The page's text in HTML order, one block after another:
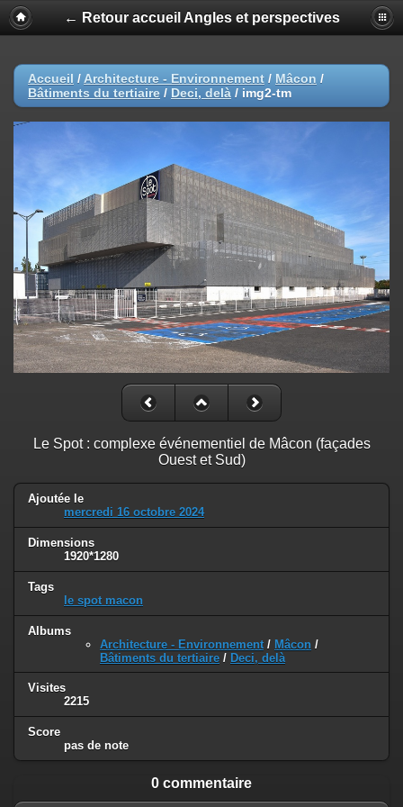
← Retour accueil Angles et perspectives
Accueil / Architecture - Environnement / Mâcon /
Bâtiments du tertiaire / Deci, delà / img2-tm
Le Spot : complexe événementiel de Mâcon (façades
Ouest et Sud)
Ajoutée le
mercredi 16 octobre 2024
Dimensions
1920*1280
Tags
le spot macon
Albums
Architecture - Environnement / Mâcon /
Bâtiments du tertiaire / Deci, delà
Visites
2215
Score
pas de note
0 commentaire